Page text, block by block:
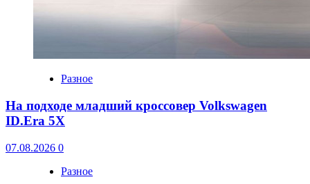
Разное
На подходе младший кроссовер Volkswagen
ID.Era 5X
07.08.2026 0
Разное